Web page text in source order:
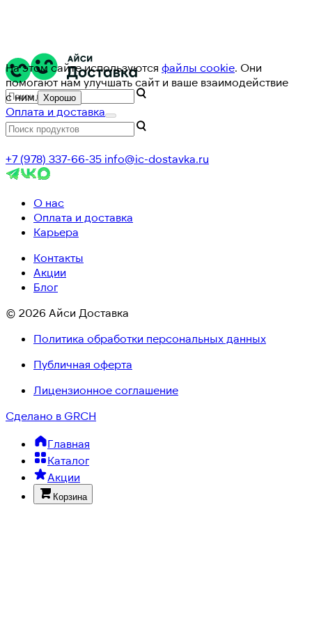
На этом сайте используются файлы cookie. Они
помогают нам улучшать сайт и ваше взаимодействие
с ним. Хорошо
Оплата и доставка
+7 (978) 337-66-35 info@ic-dostavka.ru
О нас
Оплата и доставка
Карьера
Контакты
Акции
Блог
© 2026 Айси Доставка
Политика обработки персональных данных
Публичная оферта
Лицензионное соглашение
Сделано в GRCH
Главная
Каталог
Акции
Корзина